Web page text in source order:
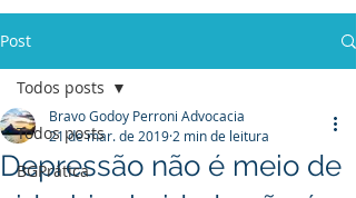
Post
Todos posts
BGPrática
Todos posts
Depressão não é meio de
Bravo Godoy Perroni Advocacia
21 de mar. de 2019 2 min de leitura